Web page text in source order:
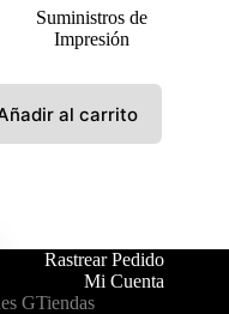
Suministros de
Impresión
al carrito
Rastrear Pedido
Mi Cuenta
GTiendas